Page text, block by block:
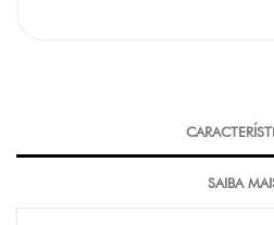
SAIBA